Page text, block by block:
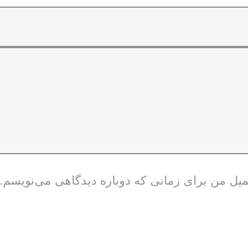
من برای زمانی که دوباره دیدگاهی می‌نویسم.